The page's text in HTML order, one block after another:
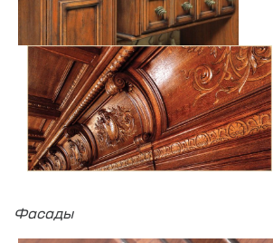
Фасады